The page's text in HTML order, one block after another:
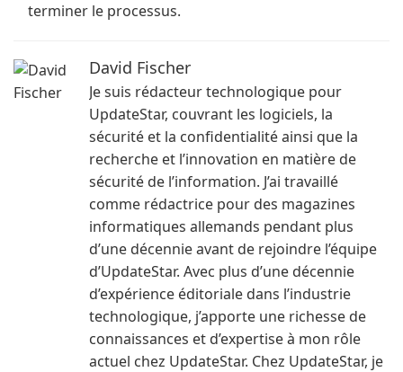
terminer le processus.
David Fischer
Je suis rédacteur technologique pour
UpdateStar, couvrant les logiciels, la
sécurité et la confidentialité ainsi que la
recherche et l’innovation en matière de
sécurité de l’information. J’ai travaillé
comme rédactrice pour des magazines
informatiques allemands pendant plus
d’une décennie avant de rejoindre l’équipe
d’UpdateStar. Avec plus d’une décennie
d’expérience éditoriale dans l’industrie
technologique, j’apporte une richesse de
connaissances et d’expertise à mon rôle
actuel chez UpdateStar. Chez UpdateStar, je